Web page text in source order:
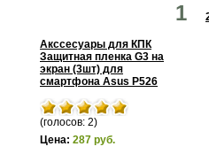
1
Акссесуары для КПК
Защитная пленка G3 на
экран (3шт) для
смартфона Asus P526
(голосов: 2)
Цена: 287 руб.